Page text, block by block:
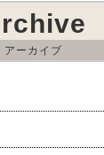
Archive
アーカイブ